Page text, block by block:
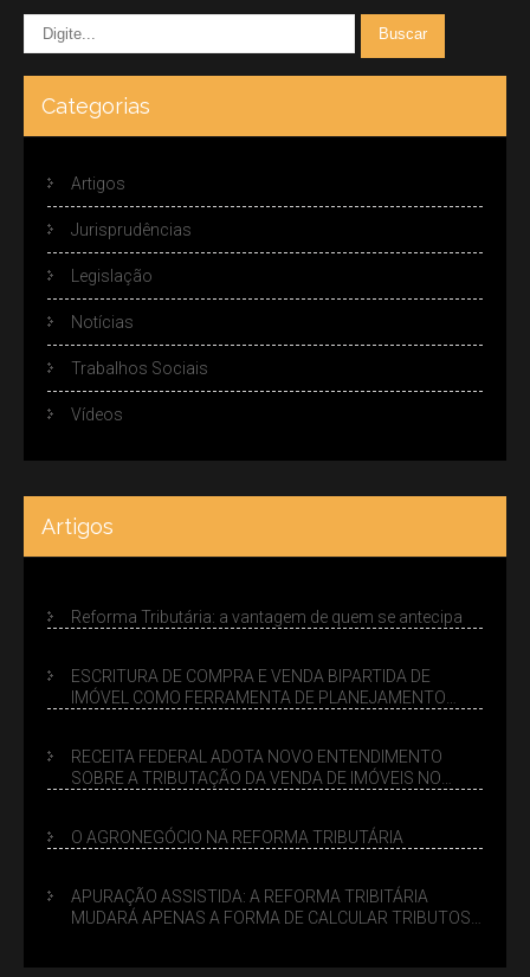
Categorias
Artigos
Jurisprudências
Legislação
Notícias
Trabalhos Sociais
Vídeos
Artigos
Reforma Tributária: a vantagem de quem se antecipa
ESCRITURA DE COMPRA E VENDA BIPARTIDA DE
IMÓVEL COMO FERRAMENTA DE PLANEJAMENTO
RECEITA FEDERAL ADOTA NOVO ENTENDIMENTO
SOBRE A TRIBUTAÇÃO DA VENDA DE IMÓVEIS NO
O AGRONEGÓCIO NA REFORMA TRIBUTÁRIA
APURAÇÃO ASSISTIDA: A REFORMA TRIBITÁRIA
MUDARÁ APENAS A FORMA DE CALCULAR TRIBUTOS